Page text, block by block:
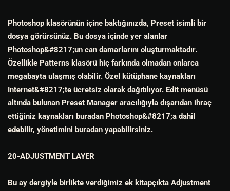
Photoshop klasörünün içine baktığınızda, Preset isimli bir
dosya görürsünüz. Bu dosya içinde yer alanlar
Photoshop&#8217;un can damarlarını oluşturmaktadır.
Özellikle Patterns klasörü hiç farkında olmadan onlarca
megabayta ulaşmış olabilir. Özel kütüphane kaynakları
Internet&#8217;te ücretsiz olarak dağıtılıyor. Edit menüsü
altında bulunan Preset Manager aracılığıyla dışarıdan ihraç
ettiğiniz kaynakları buradan Photoshop&#8217;a dahil
edebilir, yönetimini buradan yapabilirsiniz.
20-ADJUSTMENT LAYER
Bu ay dergiyle birlikte verdiğimiz ek kitapçıkta Adjustment